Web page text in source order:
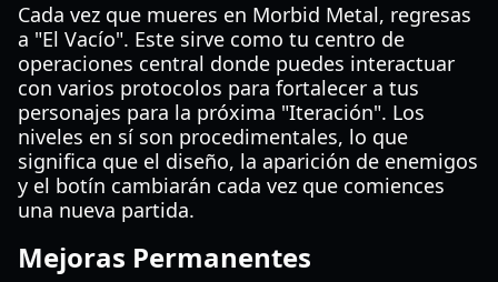
Cada vez que mueres en Morbid Metal, regresas
a "El Vacío". Este sirve como tu centro de
operaciones central donde puedes interactuar
con varios protocolos para fortalecer a tus
personajes para la próxima "Iteración". Los
niveles en sí son procedimentales, lo que
significa que el diseño, la aparición de enemigos
y el botín cambiarán cada vez que comiences
una nueva partida.
Mejoras Permanentes